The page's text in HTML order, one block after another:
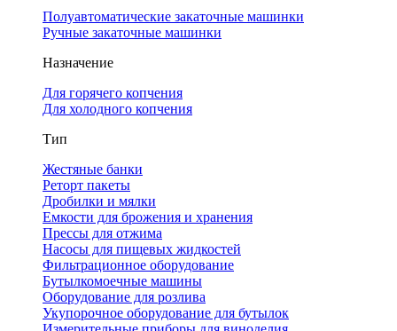
Полуавтоматические закаточные машинки
Ручные закаточные машинки
Назначение
Для горячего копчения
Для холодного копчения
Тип
Жестяные банки
Реторт пакеты
Дробилки и мялки
Емкости для брожения и хранения
Прессы для отжима
Насосы для пищевых жидкостей
Фильтрационное оборудование
Бутылкомоечные машины
Оборудование для розлива
Укупорочное оборудование для бутылок